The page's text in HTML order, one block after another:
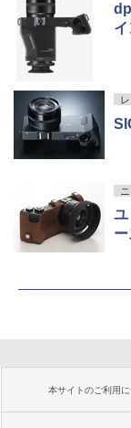
ー
本サイトのご利用